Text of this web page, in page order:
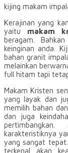
kijing makam
Kerajinan yang
yaitu makam
beragam.
keinginan anda.
bahan granit
melainkan
full hitam tapi
Makam Kristen
yang layak dan
memilih bahan
dan juga
karakteristiknya
yang sangat
terkenal akan